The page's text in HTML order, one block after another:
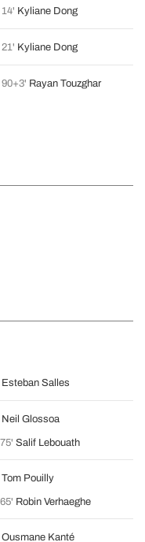
14' Kyliane Dong
21' Kyliane Dong
90+3' Rayan Touzghar
Esteban Salles
Neil Glossoa
75' Salif Lebouath
Tom Pouilly
65' Robin Verhaeghe
Ousmane Kanté